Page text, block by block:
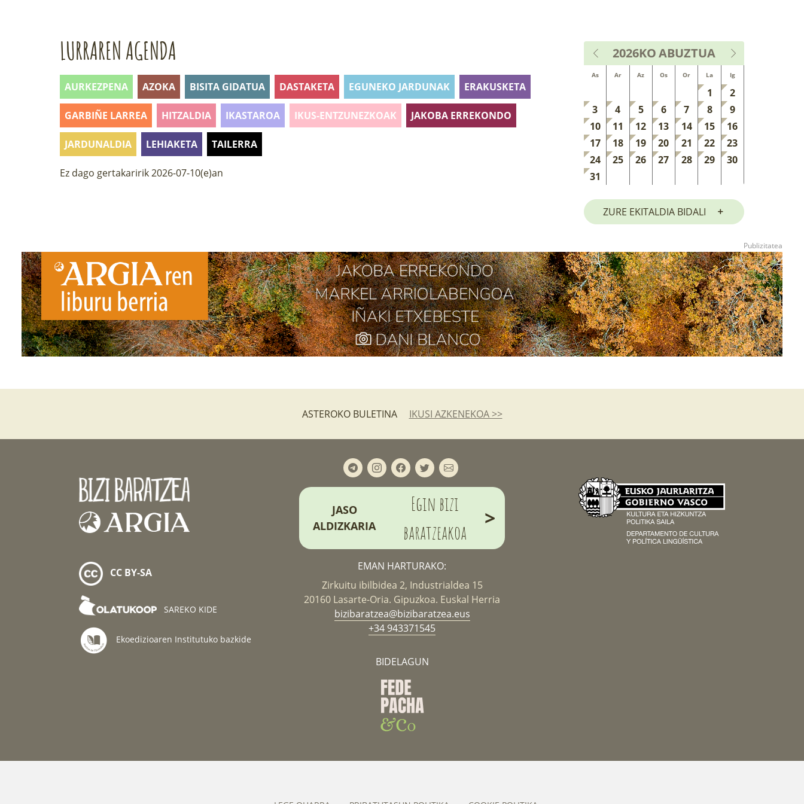
LURRAREN AGENDA
AURKEZPENA AZOKA BISITA GIDATUA DASTAKETA EGUNEKO JARDUNAK ERAKUSKETA
GARBIÑE LARREA HITZALDIA IKASTAROA IKUS-ENTZUNEZKOAK JAKOBA ERREKONDO
JARDUNALDIA LEHIAKETA TAILERRA
Ez dago gertakaririk 2026-07-10(e)an
2026KOABUZTUA
As Ar Az Os Or La Ig
1
2
3
4 5 6 7 8
9
10
11 12 13 14 15
16
17
18 19 20 21 22
23
24
25 26 27 28 29
30
31
ZURE EKITALDIA BIDALI
ASTEROKO BULETINA IKUSI AZKENEKOA >>
CC BY-SA
SAREKO KIDE
Ekoedizioaren Institutuko bazkide
JASO
ALDIZKARIA
Egin bizi
baratzeakoa
>
EMAN HARTURAKO:
Zirkuitu ibilbidea 2, Industrialdea 15
20160 Lasarte-Oria. Gipuzkoa. Euskal Herria
bizibaratzea@bizibaratzea.eus
+34 943371545
BIDELAGUN